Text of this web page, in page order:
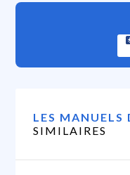
LES MANUELS
SIMILAIRES